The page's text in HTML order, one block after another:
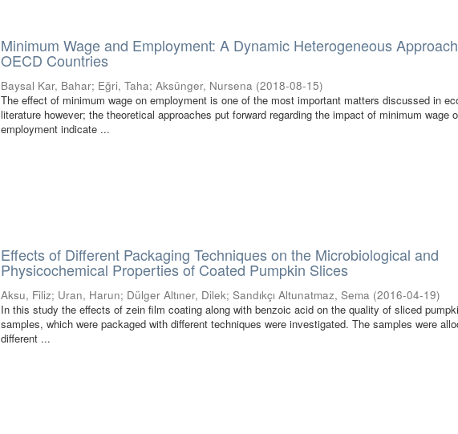
Minimum Wage and Employment: A Dynamic Heterogeneous
OECD Countries
Baysal Kar, Bahar; Eğri, Taha;Aksünger, Nursena (2018-08-15)
The effect of minimum wage on employment is one of the most important matters discussed in
literature however; the theoretical approaches put forward regarding the impact of minimum wage
employment indicate ...
Effects of Different Packaging Techniques on the Microbiological and
Physicochemical Properties of Coated Pumpkin Slices
Aksu, Filiz; Uran, Harun; Dülger Altıner, Dilek;Sandıkçı Altunatmaz, Sema (2016-04-19)
In this study the effects of zein film coating along with benzoic acid on the quality of sliced
samples, which were packaged with different techniques were investigated. The samples were
different ...